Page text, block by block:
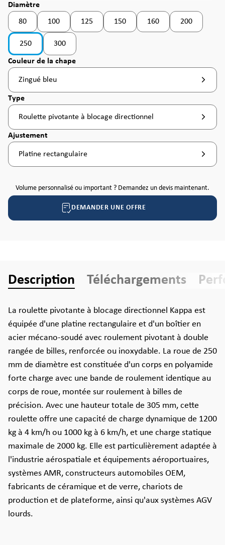
Sélectionnez
Diamètre
80
(Cette option n'est pas disponible pour le moment. )
100 125 150 160 200
250 300
(Cette option n'est pas disponible pour le moment. )
Sélectionnez
Couleur de la chape
Zingué bleu
Sélectionnez
Type
Roulette pivotante à blocage directionnel
Sélectionnez
Ajustement
Platine rectangulaire
Volume personnalisé ou important ? Demandez un devis maintenant.
DEMANDER UNE OFFRE
Description Téléchargements
La roulette pivotante à blocage directionnel Kappa est
équipée d'une platine rectangulaire et d'un boîtier en
acier mécano-soudé avec roulement pivotant à double
rangée de billes, renforcée ou inoxydable. La roue de 250
mm de diamètre est constituée d'un corps en polyamide
forte charge avec une bande de roulement identique au
corps de roue, montée sur roulement à billes de
précision. Avec une hauteur totale de 305 mm, cette
roulette offre une capacité de charge dynamique de 1200
kg à 4 km/h ou 1000 kg à 6 km/h, et une charge statique
maximale de 2000 kg. Elle est particulièrement adaptée à
l'industrie aérospatiale et équipements aéroportuaires,
systèmes AMR, constructeurs automobiles OEM,
fabricants de céramique et de verre, chariots de
production et de plateforme, ainsi qu'aux systèmes AGV
lourds.